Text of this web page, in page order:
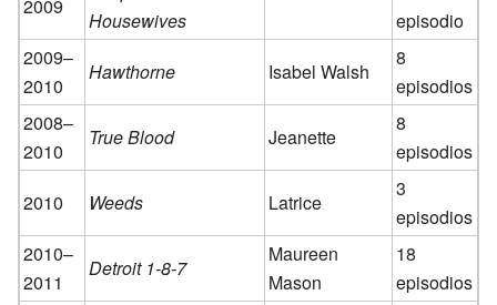
2009
Housewives
episodio
2009–
2010
Hawthorne Isabel Walsh
8
episodios
2008–
2010
True Blood Jeanette
8
episodios
2010
Weeds Latrice
3
episodios
2010–
2011
Detroit 1-8-7
Maureen
Mason
18
episodios